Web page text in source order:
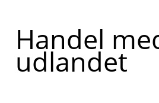
Read
more
about
Handel
udlandet